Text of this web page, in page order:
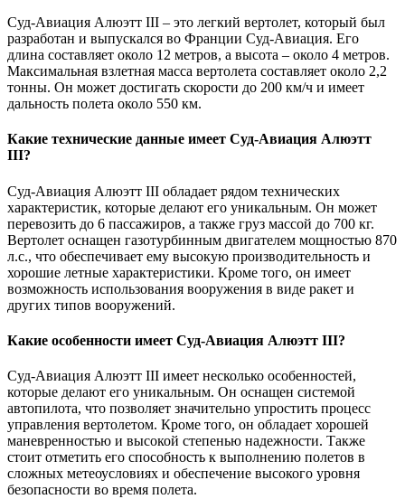
Суд-Авиация Алюэтт III – это легкий вертолет, который был
разработан и выпускался во Франции Суд-Авиация. Его
длина составляет около 12 метров, а высота – около 4 метров.
Максимальная взлетная масса вертолета составляет около 2,2
тонны. Он может достигать скорости до 200 км/ч и имеет
дальность полета около 550 км.
Какие технические данные имеет Суд-Авиация Алюэтт
III?
Суд-Авиация Алюэтт III обладает рядом технических
характеристик, которые делают его уникальным. Он может
перевозить до 6 пассажиров, а также груз массой до 700 кг.
Вертолет оснащен газотурбинным двигателем мощностью 870
л.с., что обеспечивает ему высокую производительность и
хорошие летные характеристики. Кроме того, он имеет
возможность использования вооружения в виде ракет и
других типов вооружений.
Какие особенности имеет Суд-Авиация Алюэтт III?
Суд-Авиация Алюэтт III имеет несколько особенностей,
которые делают его уникальным. Он оснащен системой
автопилота, что позволяет значительно упростить процесс
управления вертолетом. Кроме того, он обладает хорошей
маневренностью и высокой степенью надежности. Также
стоит отметить его способность к выполнению полетов в
сложных метеоусловиях и обеспечение высокого уровня
безопасности во время полета.